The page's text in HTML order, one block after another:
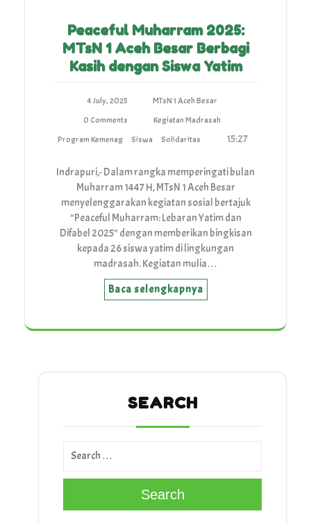
Peaceful Muharram 2025:
MTsN 1 Aceh Besar Berbagi
Kasih dengan Siswa Yatim
4 July, 2025
MTsN 1 Aceh Besar
0 Comments
Kegiatan Madrasah
Program Kemenag
Siswa Solidaritas 15:27
Indrapuri,- Dalam rangka memperingati bulan
Muharram 1447 H, MTsN 1 Aceh Besar
menyelenggarakan kegiatan sosial bertajuk
"Peaceful Muharram: Lebaran Yatim dan
Difabel 2025" dengan memberikan bingkisan
kepada 26 siswa yatim di lingkungan
madrasah. Kegiatan mulia…
Baca selengkapnya
SEARCH
Search